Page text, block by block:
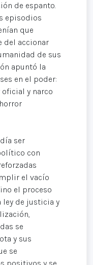
de espanto.
episodios
que
del accionar
de sus
apuntó la
en el poder:
y narco
ser
con
el vacío
el proceso
ley de justicia y
se
y sus
se